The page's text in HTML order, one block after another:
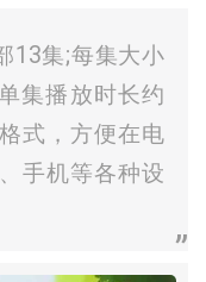
13集;每集大小
集播放时长约
式，方便在电
手机等各种设